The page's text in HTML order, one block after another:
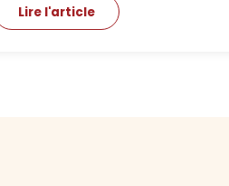
Lire l'article